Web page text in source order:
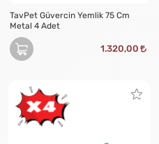
TavPet Güvercin Yemlik 75 Cm
Metal 4 Adet
1.320,00